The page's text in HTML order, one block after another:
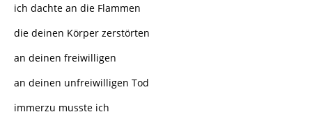
ich dachte an die Flammen
die deinen Körper zerstörten
an deinen freiwilligen
an deinen unfreiwilligen Tod
immerzu musste ich